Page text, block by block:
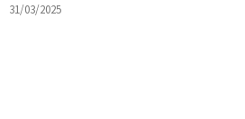
31/03/2025